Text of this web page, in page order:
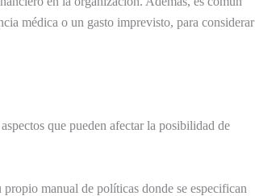
médica o un gasto imprevisto, para considerar
que pueden afectar la posibilidad de
propio manual de políticas donde se especifican